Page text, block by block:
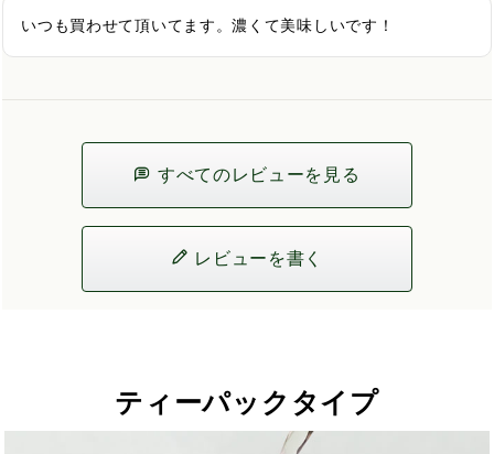
いつも買わせて頂いてます。濃くて美味しいです！
すべてのレビューを見る
レビューを書く
ティーパックタイプ